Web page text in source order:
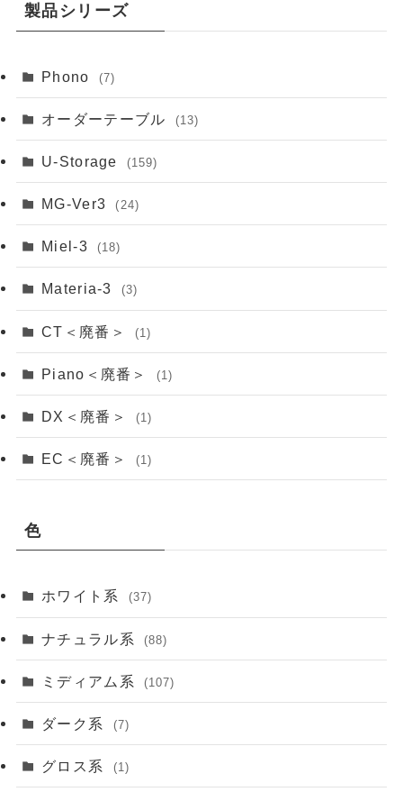
製品シリーズ
Phono (7)
オーダーテーブル (13)
U-Storage (159)
MG-Ver3 (24)
Miel-3 (18)
Materia-3 (3)
CT＜廃番＞ (1)
Piano＜廃番＞ (1)
DX＜廃番＞ (1)
EC＜廃番＞ (1)
色
ホワイト系 (37)
ナチュラル系 (88)
ミディアム系 (107)
ダーク系 (7)
グロス系 (1)